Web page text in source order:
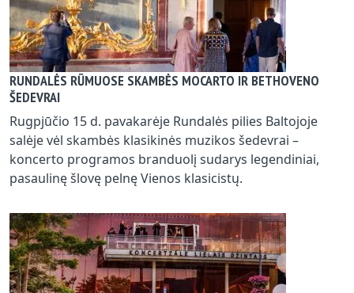
RUNDALĖS RŪMUOSE SKAMBĖS MOCARTO IR BETHOVENO
ŠEDEVRAI
Rugpjūčio 15 d. pavakarėje Rundalės pilies Baltojoje
salėje vėl skambės klasikinės muzikos šedevrai –
koncerto programos branduolį sudarys legendiniai,
pasaulinę šlovę pelnę Vienos klasicistų.